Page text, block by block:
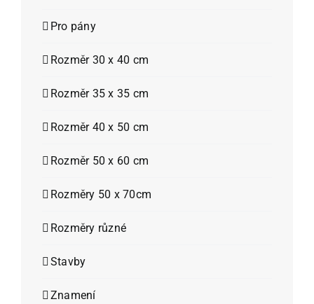
Pro pány
Rozměr 30 x 40 cm
Rozměr 35 x 35 cm
Rozměr 40 x 50 cm
Rozměr 50 x 60 cm
Rozměry 50 x 70cm
Rozměry různé
Stavby
Znamení